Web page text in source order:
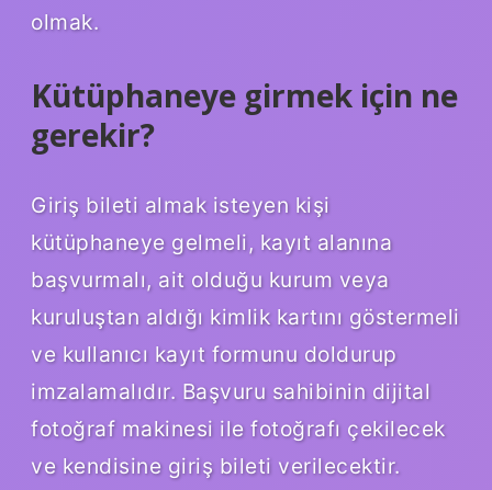
olmak.
Kütüphaneye girmek için ne
gerekir?
Giriş bileti almak isteyen kişi
kütüphaneye gelmeli, kayıt alanına
başvurmalı, ait olduğu kurum veya
kuruluştan aldığı kimlik kartını göstermeli
ve kullanıcı kayıt formunu doldurup
imzalamalıdır. Başvuru sahibinin dijital
fotoğraf makinesi ile fotoğrafı çekilecek
ve kendisine giriş bileti verilecektir.